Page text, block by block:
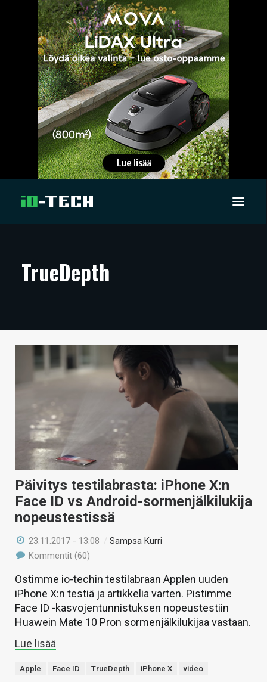
ARTIKKELIT
TECHBBS
TIETOA
KAUPPA
VAIHDA TEEMA
HAKU
TrueDepth
Päivitys testilabrasta: iPhone X:n
Face ID vs Android-sormenjälkilukija
nopeustestissä
23.11.2017 - 13:08 /Sampsa Kurri
Kommentit (60)
Ostimme io-techin testilabraan Applen uuden
iPhone X:n testiä ja artikkelia varten. Pistimme
Face ID -kasvojentunnistuksen nopeustestiin
Huawein Mate 10 Pron sormenjälkilukijaa vastaan.
Lue lisää
Apple Face ID TrueDepth iPhone X video